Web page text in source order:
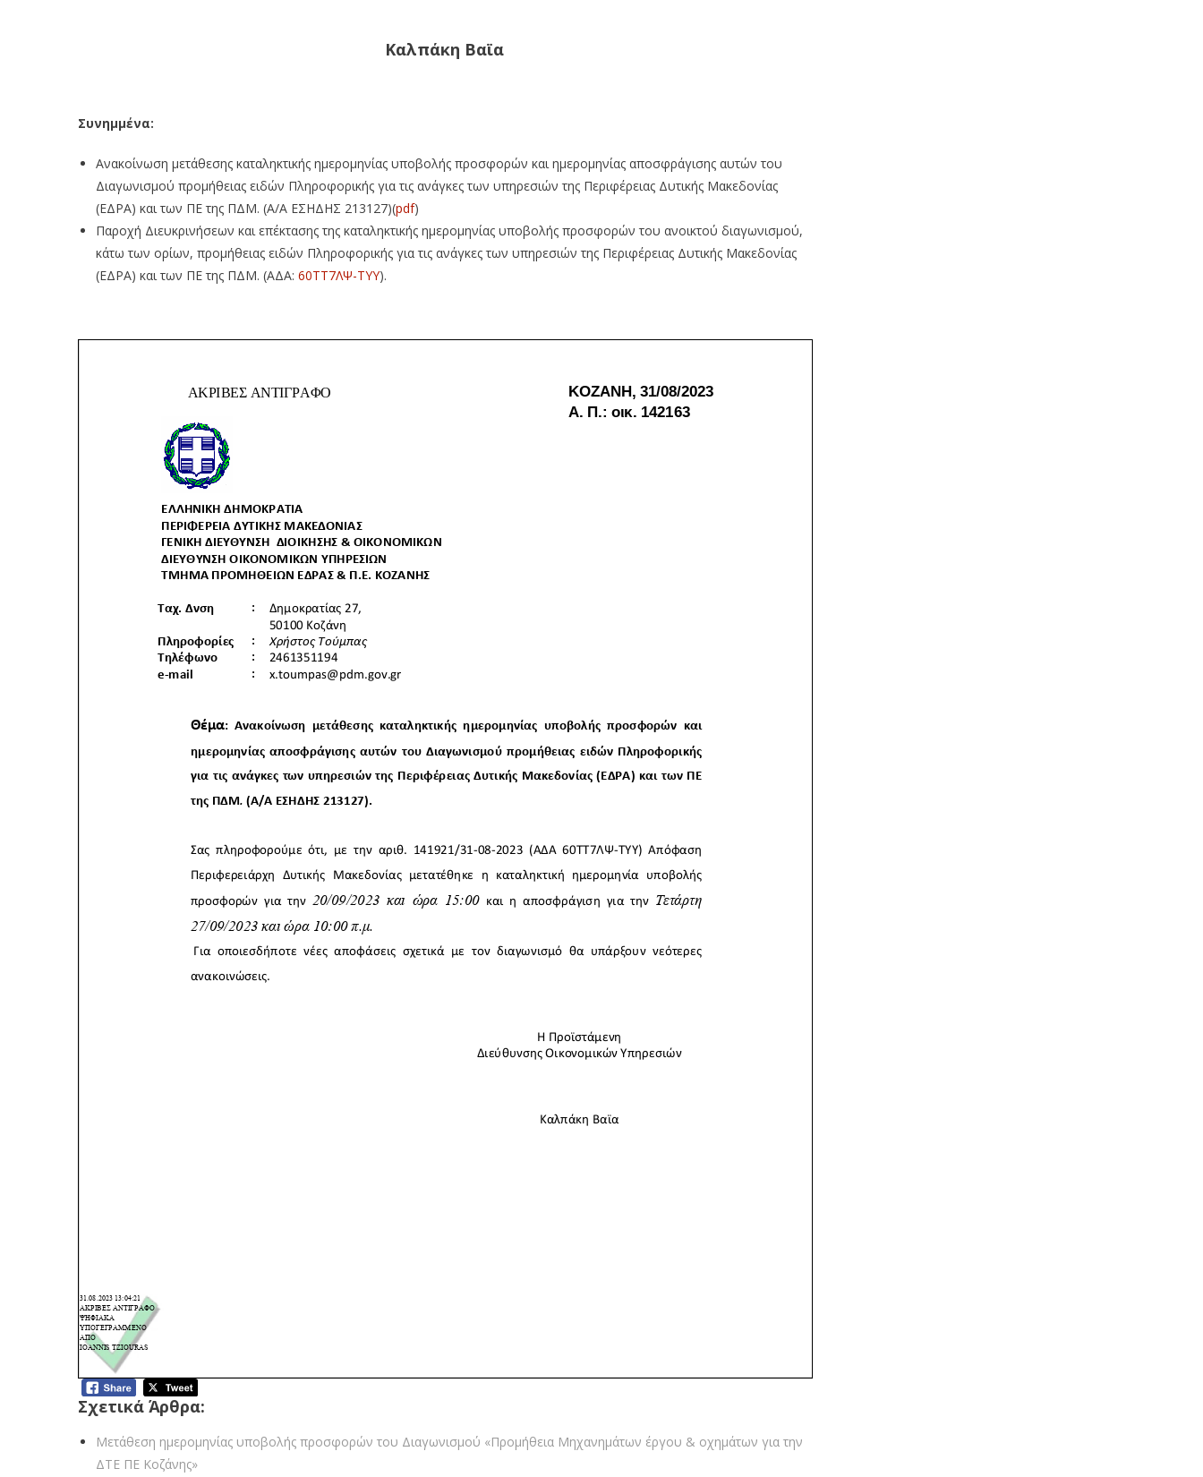
Καλπάκη Βαϊα
Συνημμένα:
Ανακοίνωση μετάθεσης καταληκτικής ημερομηνίας υποβολής προσφορών και ημερομηνίας αποσφράγισης αυτών του
Διαγωνισμού προμήθειας ειδών Πληροφορικής για τις ανάγκες των υπηρεσιών της Περιφέρειας Δυτικής Μακεδονίας
(ΕΔΡΑ) και των ΠΕ της ΠΔΜ. (Α/Α ΕΣΗΔΗΣ 213127)(pdf)
Παροχή Διευκρινήσεων και επέκτασης της καταληκτικής ημερομηνίας υποβολής προσφορών του ανοικτού διαγωνισμού,
κάτω των ορίων, προμήθειας ειδών Πληροφορικής για τις ανάγκες των υπηρεσιών της Περιφέρειας Δυτικής Μακεδονίας
(ΕΔΡΑ) και των ΠΕ της ΠΔΜ. (ΑΔΑ: 60ΤΤ7ΛΨ-ΤΥΥ).
Σχετικά Άρθρα:
Μετάθεση ημερομηνίας υποβολής προσφορών του Διαγωνισμού «Προμήθεια Μηχανημάτων έργου & οχημάτων για την
ΔΤΕ ΠΕ Κοζάνης»